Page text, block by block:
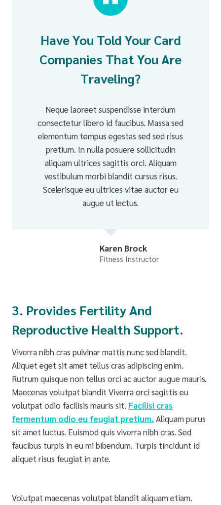
Have You Told Your Card
Companies That You Are
Traveling?
Neque laoreet suspendisse interdum
consectetur libero id faucibus. Massa sed
elementum tempus egestas sed sed risus
pretium. In nulla posuere sollicitudin
aliquam ultrices sagittis orci. Aliquam
vestibulum morbi blandit cursus risus.
Scelerisque eu ultrices vitae auctor eu
augue ut lectus.
Karen Brock
Fitness Instructor
3. Provides Fertility And
Reproductive Health Support.
Viverra nibh cras pulvinar mattis nunc sed blandit.
Aliquet eget sit amet tellus cras adipiscing enim.
Rutrum quisque non tellus orci ac auctor augue mauris.
Maecenas volutpat blandit Viverra orci sagittis eu
volutpat odio facilisis mauris sit. Facilisi cras
fermentum odio eu feugiat pretium. Aliquam purus
sit amet luctus. Euismod quis viverra nibh cras. Sed
faucibus turpis in eu mi bibendum. Turpis tincidunt id
aliquet risus feugiat in ante.
Volutpat maecenas volutpat blandit aliquam etiam.